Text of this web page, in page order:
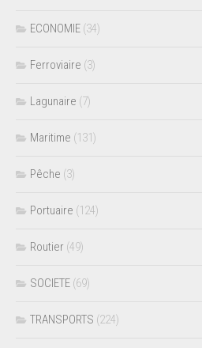
ECONOMIE (34)
Ferroviaire (3)
Lagunaire (7)
Maritime (131)
Pêche (3)
Portuaire (124)
Routier (49)
SOCIETE (69)
TRANSPORTS (224)